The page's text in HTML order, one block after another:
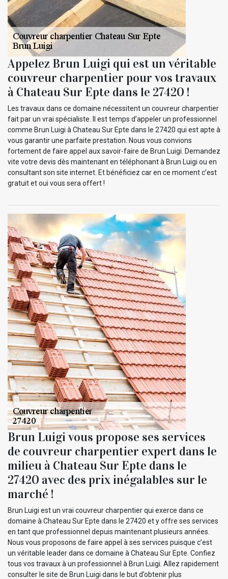
Appelez Brun Luigi qui est un véritable
couvreur charpentier pour vos travaux
à Chateau Sur Epte dans le 27420 !
Les travaux dans ce domaine nécessitent un couvreur charpentier
fait par un vrai spécialiste. Il est temps d’appeler un professionnel
comme Brun Luigi à Chateau Sur Epte dans le 27420 qui est apte à
vous garantir une parfaite prestation. Nous vous convions
fortement de faire appel aux savoir-faire de Brun Luigi. Demandez
vite votre devis dès maintenant en téléphonant à Brun Luigi ou en
consultant son site internet. Et bénéficiez car en ce moment c’est
gratuit et oui vous sera offert !
Brun Luigi vous propose ses services
de couvreur charpentier expert dans le
milieu à Chateau Sur Epte dans le
27420 avec des prix inégalables sur le
marché !
Brun Luigi est un vrai couvreur charpentier qui exerce dans ce
domaine à Chateau Sur Epte dans le 27420 et y offre ses services
en tant que professionnel depuis maintenant plusieurs années.
Nous vous proposons de faire appel à ses services puisque c’est
un véritable leader dans ce domaine à Chateau Sur Epte. Confiez
tous vos travaux à un professionnel à Brun Luigi. Allez rapidement
consulter le site de Brun Luigi dans le but d’obtenir plus